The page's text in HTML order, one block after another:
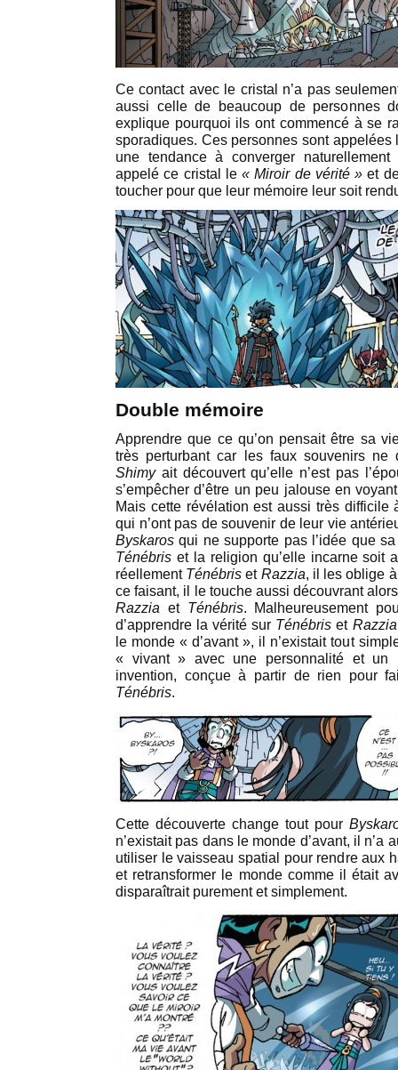
Ce contact avec le cristal n’a pas
aussi celle de beaucoup de personnes
explique pourquoi ils ont commencé à se
sporadiques. Ces personnes sont
une tendance à converger
appelé ce cristal le « Miroir de vérité » et
toucher pour que leur mémoire leur soit
Double mémoire
Apprendre que ce qu’on pensait être sa
très perturbant car les faux souvenirs ne
Shimyait découvert qu’elle n’est pas
s’empêcher d’être un peu jalouse en
Mais cette révélation est aussi très difficile
qui n’ont pas de souvenir de leur vie
Byskaros qui ne supporte pas l’idée que
Ténébris et la religion qu’elle incarne soit
réellement Ténébris et Razzia, il les oblige
ce faisant, il le touche aussi découvrant
Razzia et Ténébris. Malheureusement
d’apprendre la vérité sur Ténébris et Razzia
le monde « d’avant », il n’existait tout
« vivant » avec une personnalité et un
invention, conçue à partir de rien pour
Ténébris.
Cette découverte change tout pour
n’existait pas dans le monde d’avant, il
utiliser le vaisseau spatial pour rendre aux
et retransformer le monde comme il était
disparaîtrait purement et simplement.